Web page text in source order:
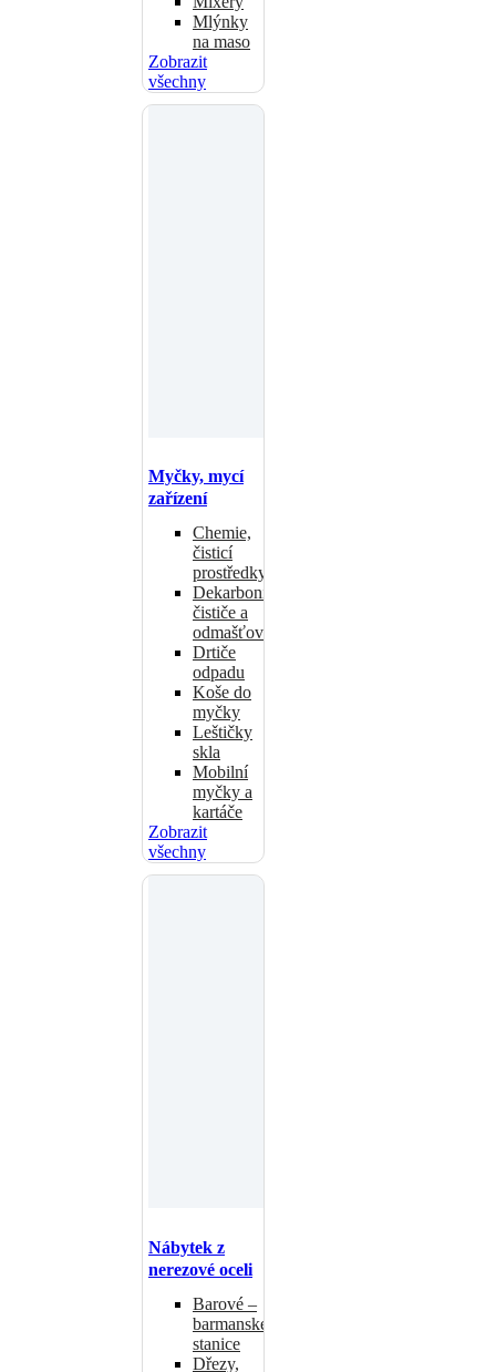
Mlýnky
na maso
Zobrazit
všechny
Myčky, mycí
zařízení
Chemie,
čisticí
prostředky
Dekarbonizační
čističe a
odmašťovače
Drtiče
odpadu
Koše do
myčky
Leštičky
skla
Mobilní
myčky a
kartáče
Zobrazit
všechny
Nábytek z
nerezové oceli
Barové –
barmanské
stanice
Dřezy,